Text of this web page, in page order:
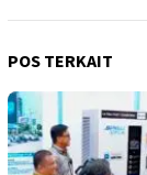
POS TERKAIT